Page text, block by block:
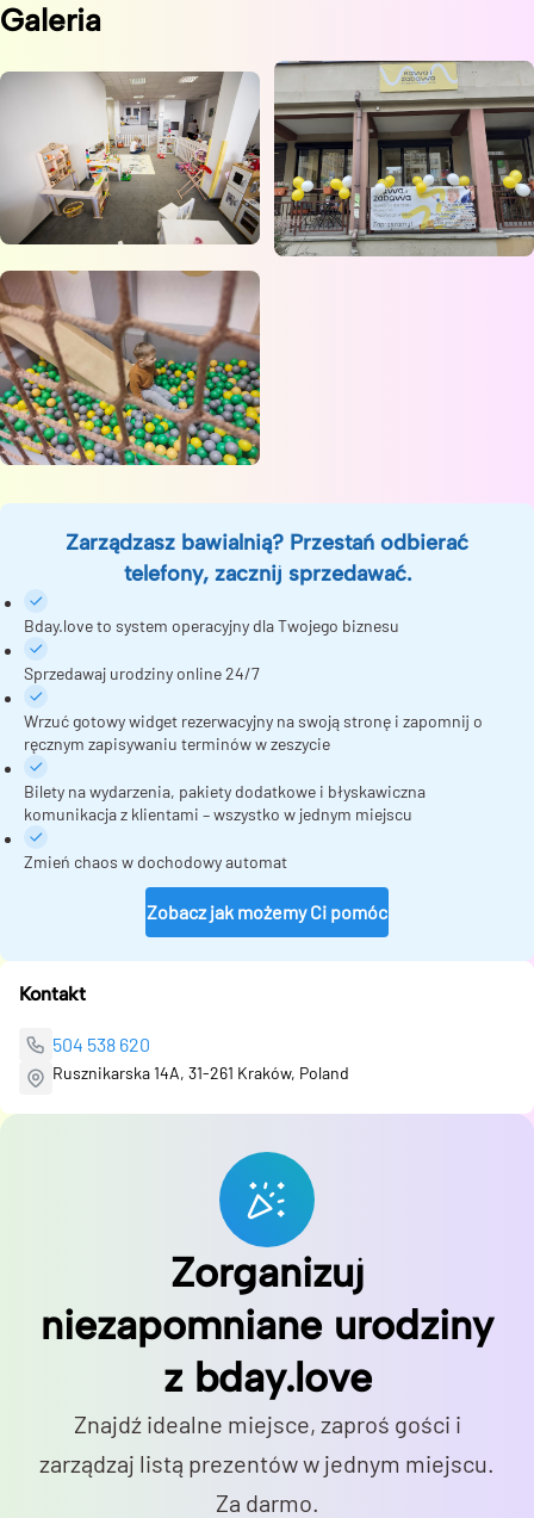
Galeria
Zarządzasz bawialnią? Przestań odbierać
telefony, zacznij sprzedawać.
Bday.love to system operacyjny dla Twojego biznesu
Sprzedawaj urodziny online 24/7
Wrzuć gotowy widget rezerwacyjny na swoją stronę i zapomnij o
ręcznym zapisywaniu terminów w zeszycie
Bilety na wydarzenia, pakiety dodatkowe i błyskawiczna
komunikacja z klientami – wszystko w jednym miejscu
Zmień chaos w dochodowy automat
Zobacz jak możemy Ci pomóc
Kontakt
504 538 620
Rusznikarska 14A, 31-261 Kraków, Poland
Zorganizuj
niezapomniane urodziny
z bday.love
Znajdź idealne miejsce, zaproś gości i
zarządzaj listą prezentów w jednym miejscu.
Za darmo.